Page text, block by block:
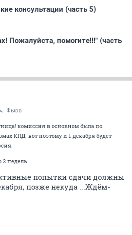
консультации (часть 5)
Пожалуйста, помогите!!!" (часть
Фывв
комиссия в основном была по
КПД. вот поэтому и 1 декабря будет
2 недель.
попытки сдачи должны
позже некуда ...Ждём-